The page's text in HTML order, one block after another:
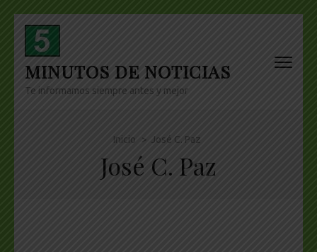
Skip
content
(Press
Enter)
MINUTOS DE NOTICIAS
Te informamos siempre antes y mejor
Inicio > José C. Paz
José C. Paz